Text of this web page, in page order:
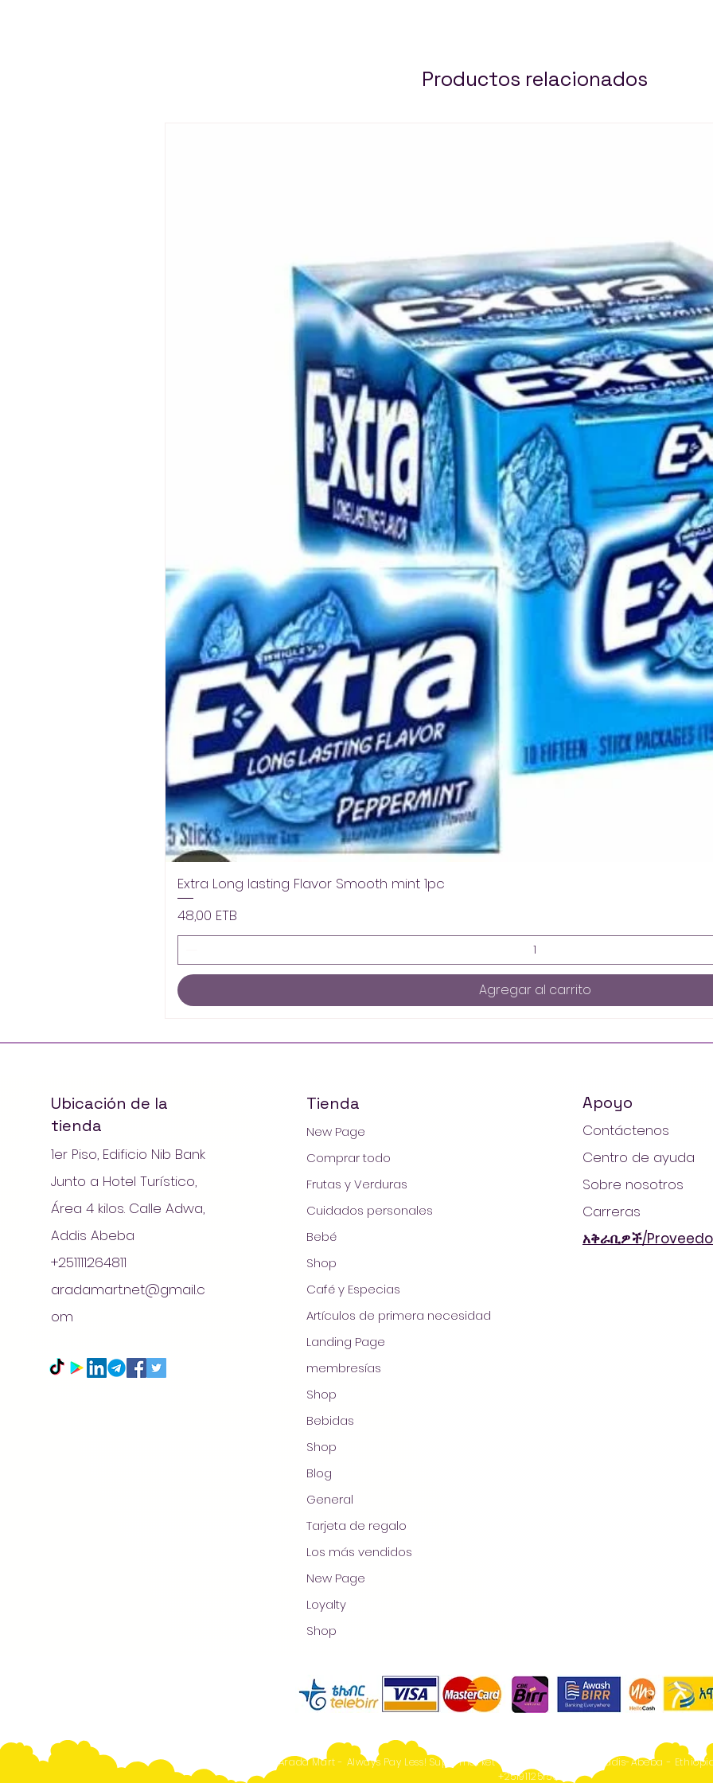
Productos relacionados
Extra Long lasting Flavor Smooth mint 1pc
Precio
48,00 ETB
Agregar al carrito
© 2021 by AradaMart - Comestibles -Supermercado -
Ubicación de la
tienda
1er Piso, Edificio Nib Bank
Junto a Hotel Turístico,
Área 4 kilos. Calle Adwa,
Addis Abeba
+251111264811
aradamart.net@gmail.c
om
Tienda
New Page
Comprar todo
Frutas y Verduras
Cuidados personales
Bebé
Shop
Café y Especias
Artículos de primera necesidad
Landing Page
membresías
Shop
Bebidas
Shop
Blog
General
Tarjeta de regalo
Los más vendidos
New Page
Loyalty
Shop
Apoyo
Contáctenos
Centro de ayuda
Sobre nosotros
Carreras
አቅራቢዎች/
Arada Mart - Always Pay Less! Supermarket - Online Shopping- Addis-Abeba -
+251911251567